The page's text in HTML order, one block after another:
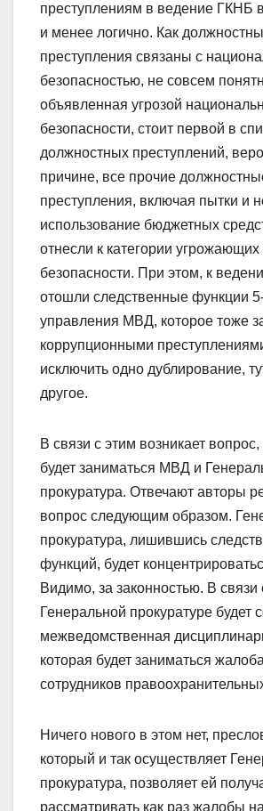
преступлениям в ведение ГКНБ
и менее логично. Как
преступления связаны с
безопасностью, не совсем
объявленная угрозой
безопасности, стоит первой в
должностных преступлений,
причине, все прочие
преступления, включая пытки и
использование бюджетных
отнесли к категории
безопасности. При этом, к
отошли следственные функции
управления МВД, которое тоже
коррупционными
исключить одно дублирование,
другое.
В связи с этим возникает
будет заниматься МВД и
прокуратура. Отвечают авторы
вопрос следующим образом.
прокуратура, лишившись
функций, будет
Видимо, за законностью. В связи
Генеральной прокуратуре будет
межведомственная
которая будет заниматься
сотрудников
Ничего нового в этом нет,
который и так осуществляет
прокуратура, позволяет ей
рассматривать как раз жалобы